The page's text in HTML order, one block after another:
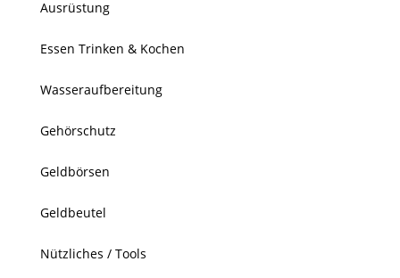
Ausrüstung
Essen Trinken & Kochen
Wasseraufbereitung
Gehörschutz
Geldbörsen
Geldbeutel
Nützliches / Tools